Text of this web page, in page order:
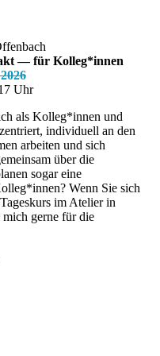
— für Kolleg*innen
Uhr
als Kolleg*innen und
individuell an den
arbeiten und sich
über die
sogar eine
Wenn Sie sich
im Atelier in
mich gerne für die